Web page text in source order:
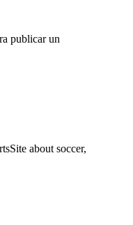
publicar un
about soccer,